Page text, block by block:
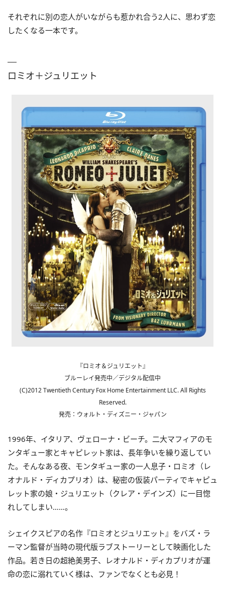
それぞれに別の恋人がいながらも惹かれ合う2人に、思わず恋
したくなる一本です。
ロミオ＋ジュリエット
『ロミオ＆ジュリエット』
ブルーレイ発売中／デジタル配信中
(C)2012 Twentieth Century Fox Home Entertainment LLC. All Rights
Reserved.
発売：ウォルト・ディズニー・ジャパン
1996年、イタリア、ヴェローナ・ビーチ。二大マフィアのモ
ンタギュー家とキャピレット家は、長年争いを繰り返してい
た。そんなある夜、モンタギュー家の一人息子・ロミオ（レ
オナルド・ディカプリオ）は、秘密の仮装パーティでキャピュ
レット家の娘・ジュリエット（クレア・デインズ）に一目惚
れしてしまい……。
シェイクスピアの名作『ロミオとジュリエット』をバズ・ラ
ーマン監督が当時の現代版ラブストーリーとして映画化した
作品。若き日の超絶美男子、レオナルド・ディカプリオが運
命の恋に溺れていく様は、ファンでなくとも必見！